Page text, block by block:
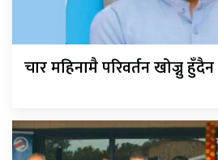
चार महिनामै परिवर्तन खोज्नु हुँदैन